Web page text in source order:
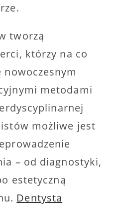
tworzą
którzy na co
nowoczesnym
metodami
możliwe jest
– od diagnostyki,
estetyczną
Dentysta